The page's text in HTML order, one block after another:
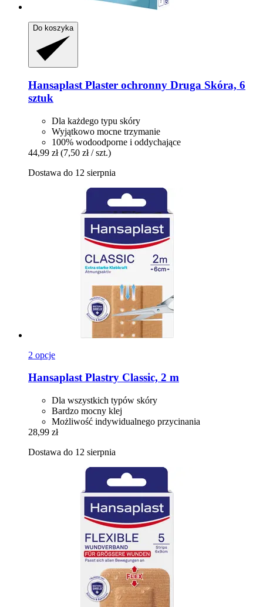
Do koszyka
Hansaplast Plaster ochronny Druga Skóra, 6
sztuk
Dla każdego typu skóry
Wyjątkowo mocne trzymanie
100% wodoodporne i oddychające
44,99 zł (7,50 zł / szt.)
Dostawa do 12 sierpnia
2 opcje
HansaplastPlastry Classic, 2 m
Dla wszystkich typów skóry
Bardzo mocny klej
Możliwość indywidualnego przycinania
28,99 zł
Dostawa do 12 sierpnia